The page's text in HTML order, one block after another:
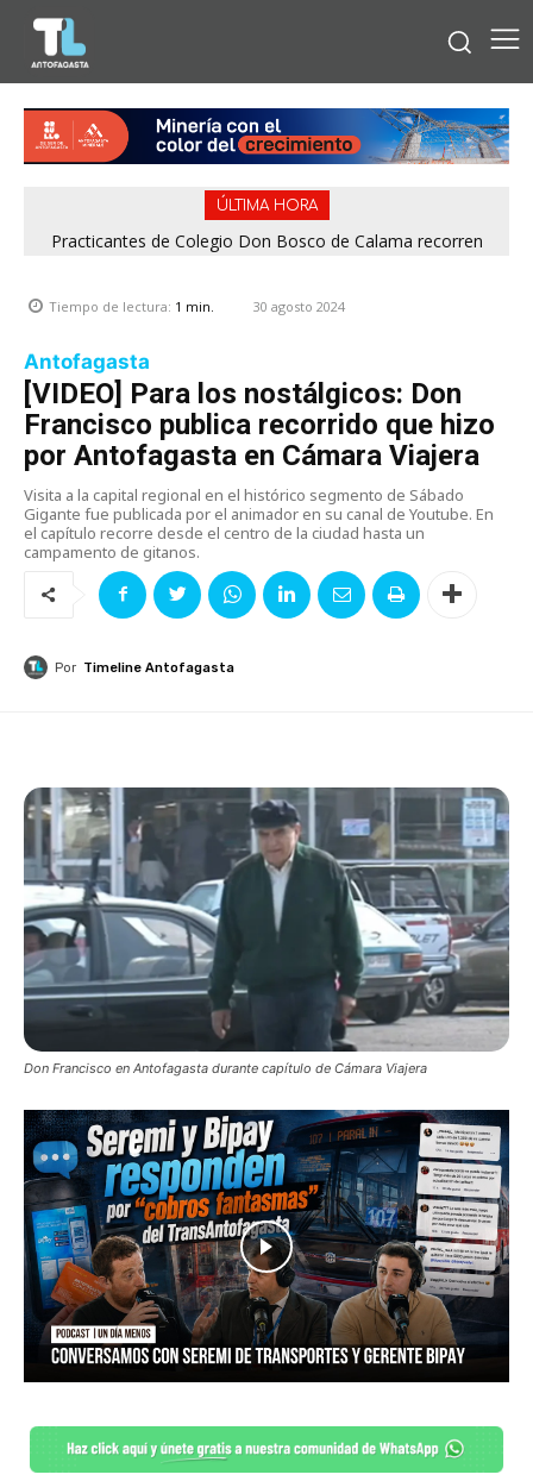
ÚLTIMA HORA
Practicantes de Colegio Don Bosco de Calama recorren
Tiempo de lectura: 1 min. 30 agosto 2024
Antofagasta
[VIDEO] Para los nostálgicos: Don
Francisco publica recorrido que hizo
por Antofagasta en Cámara Viajera
Visita a la capital regional en el histórico segmento de Sábado
Gigante fue publicada por el animador en su canal de Youtube. En
el capítulo recorre desde el centro de la ciudad hasta un
campamento de gitanos.
Por Timeline Antofagasta
Don Francisco en Antofagasta durante capítulo de Cámara Viajera